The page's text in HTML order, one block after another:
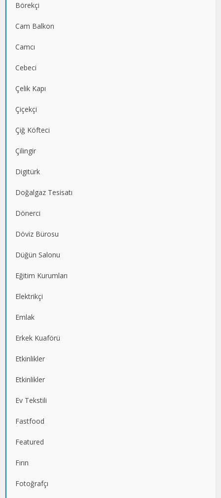
Börekçi
Cam Balkon
Camcı
Cebeci
Çelik Kapı
Çiçekçi
Çiğ Köfteci
Çilingir
Digitürk
Doğalgaz Tesisatı
Dönerci
Döviz Bürosu
Düğün Salonu
Eğitim Kurumları
Elektrikçi
Emlak
Erkek Kuaförü
Etkinlikler
Etkinlikler
Ev Tekstili
Fastfood
Featured
Fırın
Fotoğrafçı